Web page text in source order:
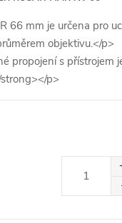
66 mm je určena pro
objektivu.</p>
propojení s přístrojem
p>